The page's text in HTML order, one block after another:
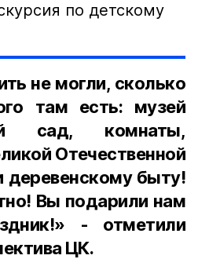
по детскому
не могли, сколько
там есть: музей
сад, комнаты,
Отечественной
деревенскому быту!
Вы подарили нам
- отметили
ЦК.